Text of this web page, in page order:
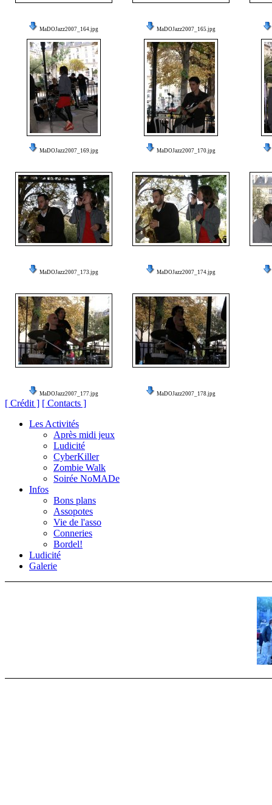
MaDOJazz2007_164.jpg MaDOJazz2007_165.jpg
MaDOJazz2007_169.jpg MaDOJazz2007_170.jpg
MaDOJazz2007_173.jpg MaDOJazz2007_174.jpg
MaDOJazz2007_177.jpg MaDOJazz2007_178.jpg
[ Crédit ] [ Contacts ]
Les Activités
Après midi jeux
Ludicité
CyberKiller
Zombie Walk
Soirée NoMADe
Infos
Bons plans
Assopotes
Vie de l'asso
Conneries
Bordel!
Ludicité
Galerie